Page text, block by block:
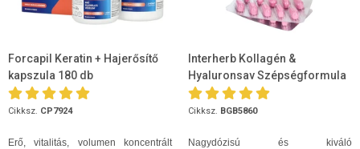
Forcapil Keratin + Hajerősítő
kapszula 180 db
Cikksz. CP7924
Erő, vitalitás, volumen koncentrált
Interherb Kollagén &
Hyaluronsav Szépségformula
INTENSE tabletta 30db
Cikksz. BGB5860
Nagydózisú és kiváló